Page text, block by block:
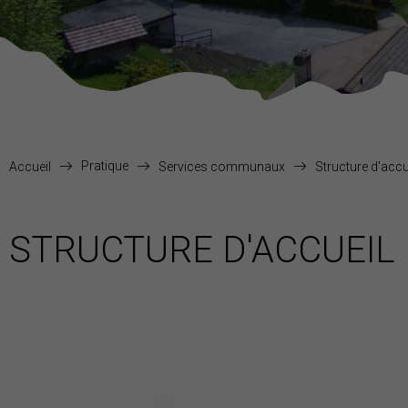
Accueil Pratique Services communaux Structure
STRUCTURE D'ACCUEIL